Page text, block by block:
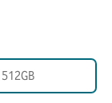
512GB